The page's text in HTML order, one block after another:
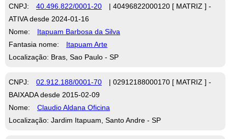
CNPJ: 40.496.822/0001-20
| 40496822000120 [ MATRIZ ] -
ATIVA desde 2024-01-16
Nome:
Itapuam Barbosa da Silva
Fantasia nome:
Itapuam Arte
Localização: Bras, Sao Paulo - SP
CNPJ: 02.912.188/0001-70
| 02912188000170 [ MATRIZ ] -
BAIXADA desde 2015-02-09
Nome:
Claudio Aldana Oficina
Localização: Jardim Itapuam, Santo Andre - SP